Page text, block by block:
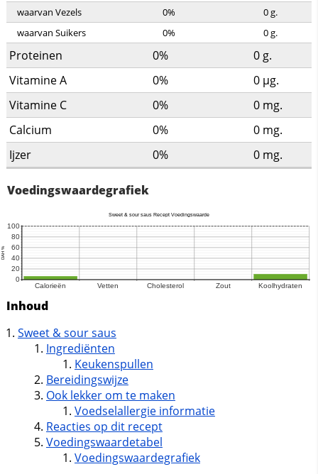
waarvan Vezels 0% 0g.
waarvan Suikers
0% 0g.
Proteinen 0% 0 g.
Vitamine A
0% 0 µg.
Vitamine C
0% 0 mg.
Calcium
0% 0 mg.
Ijzer
0% 0 mg.
Voedingswaardegrafiek
Inhoud
Sweet & sour saus
Ingrediënten
Keukenspullen
Bereidingswijze
Ook lekker om te maken
Voedselallergie informatie
Reacties op dit recept
Voedingswaardetabel
Voedingswaardegrafiek